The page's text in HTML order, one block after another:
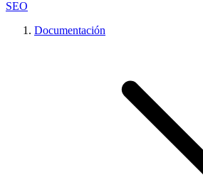
SEO
Documentación